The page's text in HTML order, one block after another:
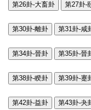
第26卦-大畜卦 第27卦-
第30卦-離卦 第31卦-咸
第34卦-晉卦 第35卦-晉
第38卦-睽卦 第39卦-蹇
第42卦-益卦 第43卦-夬